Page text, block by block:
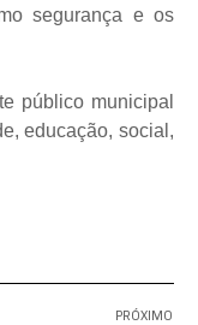
segurança e os
público municipal
educação, social,
PRÓXIMO